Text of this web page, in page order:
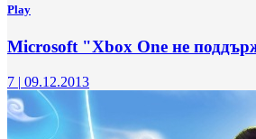
Play
Microsoft "Xbox One не
7 | 09.12.2013